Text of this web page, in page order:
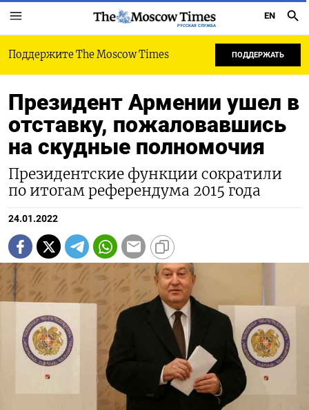
РУССКАЯ СЛУЖБА
EN
Поддержите The Moscow Times ПОДДЕРЖАТЬ
Президент Армении ушел в
отставку, пожаловавшись
на скудные полномочия
Президентские функции сократили
по итогам референдума 2015 года
24.01.2022